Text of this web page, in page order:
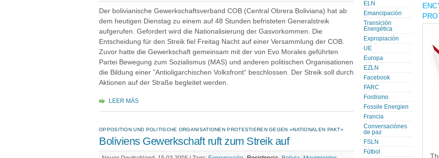
Der bolivianische Gewerkschaftsverband COB (Central Obrera Boliviana) hat ab
dem heutigen Dienstag zu einem auf 48 Stunden befristeten Generalstreik
aufgerufen. Gefordert wird die Nationalisierung der Gasvorkommen. Die
Entscheidung für den Streik fiel Freitag Nacht auf einer Versammlung der COB.
Zuvor hatte die Gewerkschaft gemeinsam mit der von Evo Morales geführten
Partei Bewegung zum Sozialismus (MAS) und anderen politischen Organisationen
die Bildung einer ”Antioligarchischen Volksfront“ beschlossen. Der Streik soll durch
Aktionen auf der Straße begleitet werden.
LEER MÁS
OPPOSITION UND POLITISCHE ORGANISATIONEN PROTESTIEREN GEGEN »NATIONALEN PAKT«
Boliviens Gewerkschaft ruft zum Streik auf
ELN
Emancipación
Transición
Energética
Expropiación
UE
Europa
EZLN
Facebook
FARC
Fordismo
Fossile Energien
Francia
Conversaciónes
de paz
FSLN
Fútbol